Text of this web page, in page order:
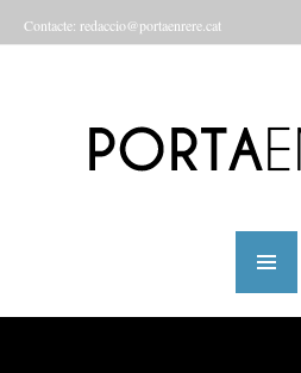
Contacte: redaccio@portaenrere.cat